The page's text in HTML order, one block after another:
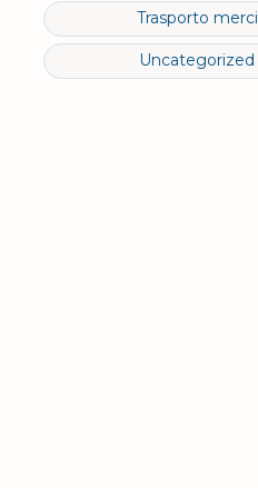
Trasporto merci
Uncategorized